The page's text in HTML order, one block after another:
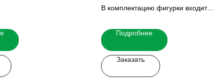
В комплектацию фигурки входит
Итоговую стоимость Вы можете узнать
у наших менеджеров.
Подробнее
Заказать